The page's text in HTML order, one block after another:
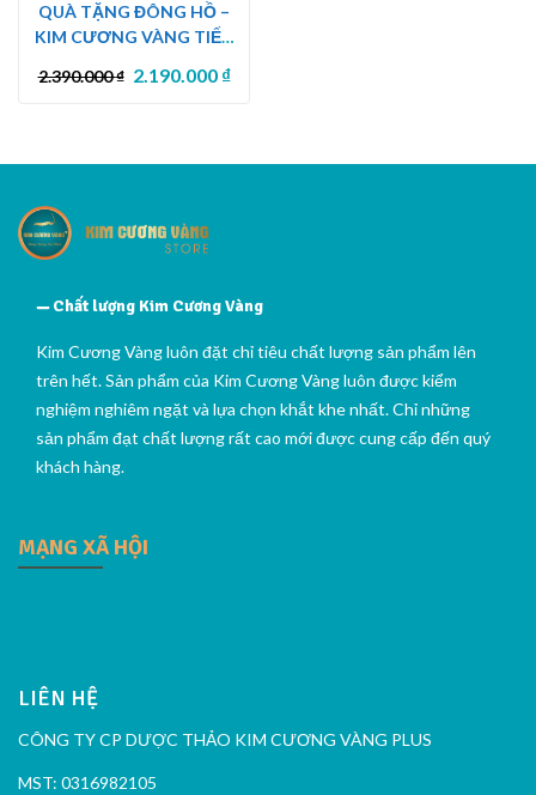
xếp
hạng
5.005
QUÀ TẶNG ĐÔNG HỒ –
KIM CƯƠNG VÀNG TIẾN
TIẾN
2.390.000₫ 2.190.000 ₫
Chất lượng Kim Cương Vàng
Kim Cương Vàng luôn đặt chỉ tiêu chất lượng sản phẩm lên
trên hết. Sản phẩm của Kim Cương Vàng luôn được kiểm
nghiệm nghiêm ngặt và lựa chọn khắt khe nhất. Chỉ những
sản phẩm đạt chất lượng rất cao mới được cung cấp đến quý
khách hàng.
MẠNG XÃ HỘI
LIÊN HỆ
CÔNG TY CP DƯỢC THẢO KIM CƯƠNG VÀNG PLUS
MST: 0316982105